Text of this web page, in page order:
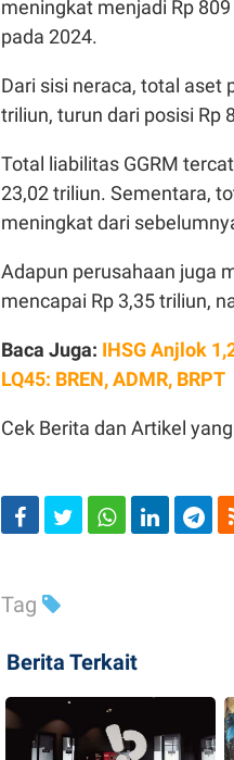
meningkat menjadi Rp
pada 2024.
Dari sisi neraca, total aset
triliun, turun dari posisi Rp
Total liabilitas GGRM
23,02 triliun. Sementara,
meningkat dari
Adapun perusahaan juga
mencapai Rp 3,35 triliun,
Baca Juga: IHSG Anjlok
LQ45: BREN, ADMR, BRPT
Cek Berita dan Artikel
Tag
Berita Terkait